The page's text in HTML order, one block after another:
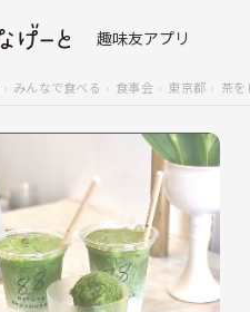
趣味友アプリ
みんなで食べる 食事会 東京都 茶を